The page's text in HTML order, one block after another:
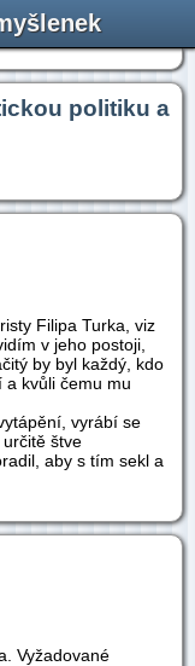
politiku a
Filipa Turka, viz
v jeho postoji,
by byl každý, kdo
a kvůli čemu mu
vyrábí se
štve
aby s tím sekl a
Vyžadované